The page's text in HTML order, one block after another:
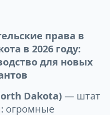
права в
в 2026 году:
для новых
Dakota) — штат
огромные